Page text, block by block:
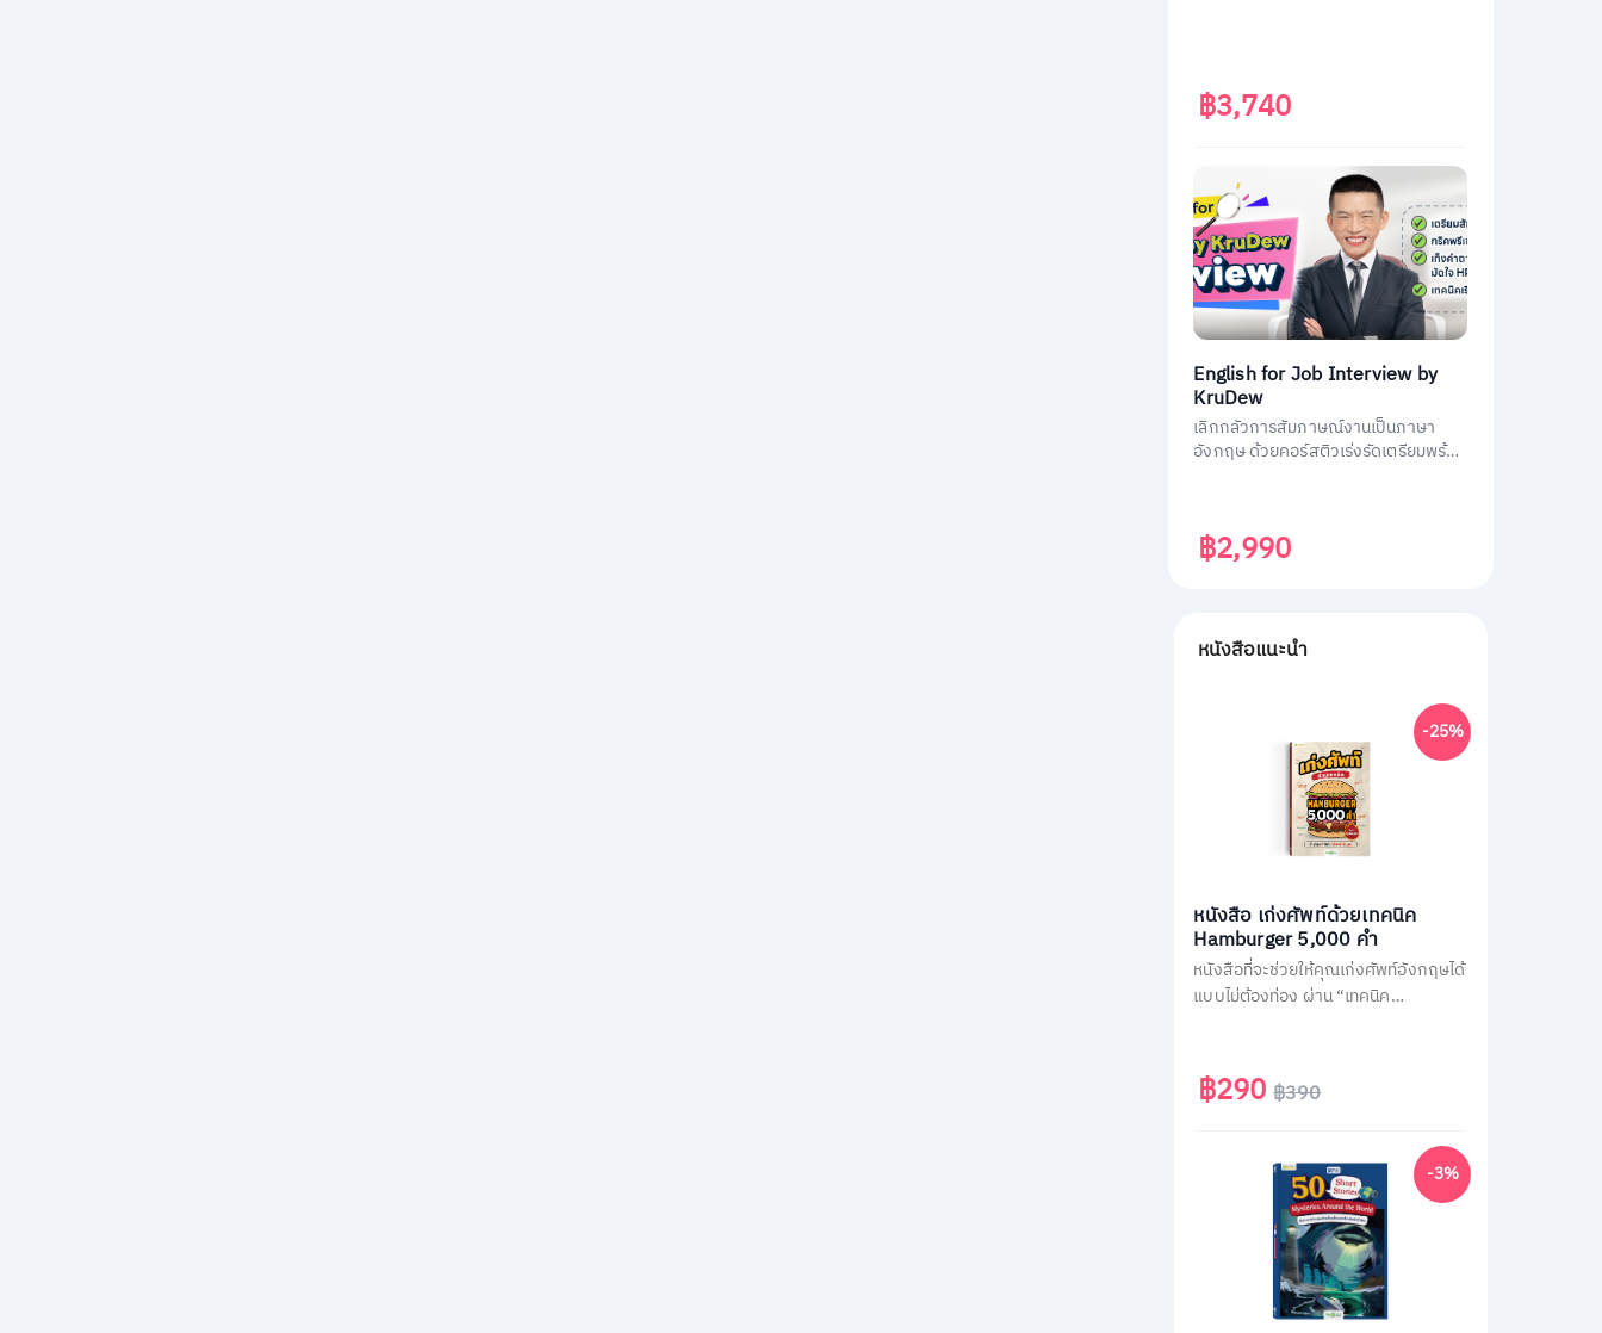
฿3,740
English for Job Interview by
KruDew
เลิกกลัวการสัมภาษณ์งานเป็นภาษา
อังกฤษ ด้วยคอร์สติวเร่งรัดเตรียมพร้อม
฿2,990
หนังสือแนะนำ
หนังสือ เก่งศัพท์ด้วยเทคนิค
Hamburger 5,000 คำ
หนังสือที่จะช่วยให้คุณเก่งศัพท์อังกฤษได้
แบบไม่ต้องท่อง ผ่าน “เทคนิค
คนพื้นฐานน้อยและคนไม่ชอบท่องจำ ให้
กลายเป็นคนพูดอังกฤษคล่อง
-25%
฿290฿390
-3%